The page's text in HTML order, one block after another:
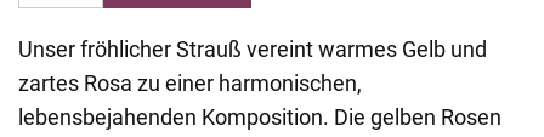
Unser fröhlicher Strauß vereint warmes Gelb und
zartes Rosa zu einer harmonischen,
lebensbejahenden Komposition. Die gelben Rosen